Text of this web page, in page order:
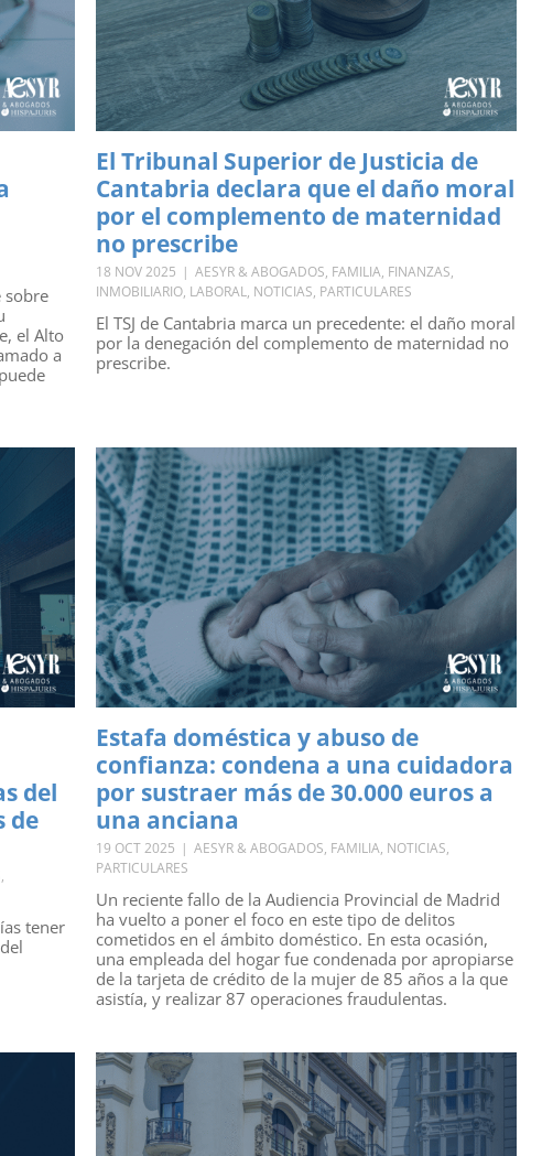
sobre
el Alto
a
El Tribunal Superior de Justicia de
Cantabria declara que el daño moral
por el complemento de maternidad
no prescribe
18 NOV 2025 | AESYR & ABOGADOS, FAMILIA, FINANZAS,
INMOBILIARIO, LABORAL, NOTICIAS, PARTICULARES
El TSJ de Cantabria marca un precedente: el daño moral
por la denegación del complemento de maternidad no
prescribe.
del
de
,
tener
Estafa doméstica y abuso de
confianza: condena a una cuidadora
por sustraer más de 30.000 euros a
una anciana
19 OCT 2025 | AESYR & ABOGADOS, FAMILIA, NOTICIAS,
PARTICULARES
Un reciente fallo de la Audiencia Provincial de Madrid
ha vuelto a poner el foco en este tipo de delitos
cometidos en el ámbito doméstico. En esta ocasión,
una empleada del hogar fue condenada por apropiarse
de la tarjeta de crédito de la mujer de 85 años a la que
asistía, y realizar 87 operaciones fraudulentas.